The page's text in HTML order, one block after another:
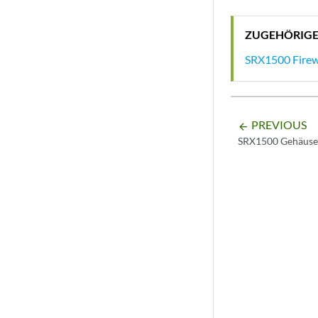
SRX1500
arrow_backward PREVIOUS
SRX1500 Gehäuse